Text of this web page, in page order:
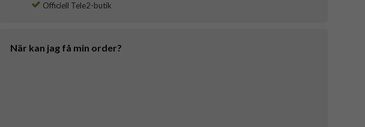
Officiell Tele2-butik
När kan jag få min order?